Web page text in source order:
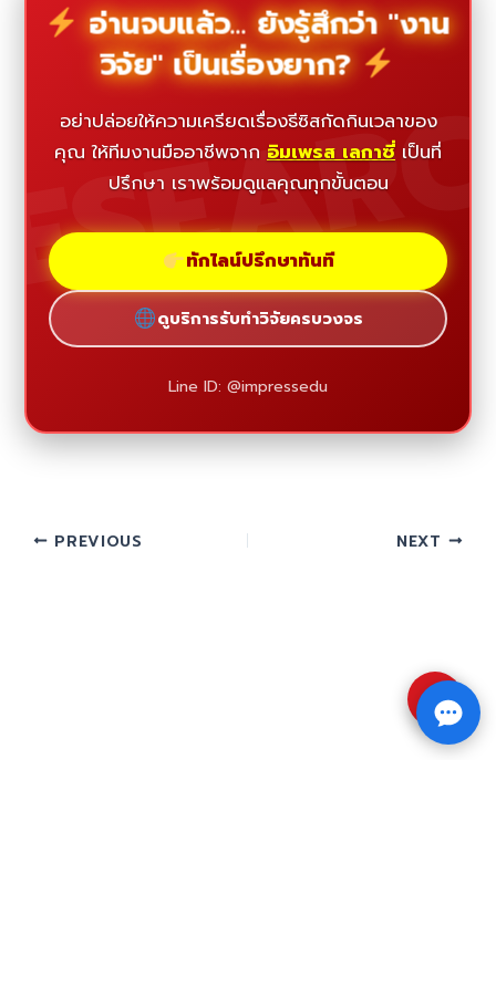
อ่านจบแล้ว... ยังรู้สึกว่า "งาน
วิจัย" เป็นเรื่องยาก?
อย่าปล่อยให้ความเครียดเรื่องธีซิสกัดกินเวลาของ
คุณ ให้ทีมงานมืออาชีพจาก อิมเพรส เลกาซี่ เป็นที่
ปรึกษา เราพร้อมดูแลคุณทุกขั้นตอน
ทักไลน์ปรึกษาทันที
ดูบริการรับทำวิจัยครบวงจร
Line ID: @impressedu
PREVIOUS NEXT
⇧